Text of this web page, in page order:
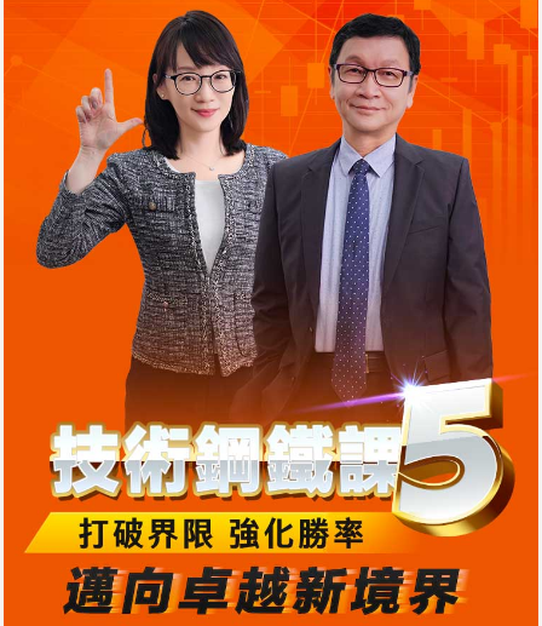
Day1【字幕版】2-3圓弧頂圖形
17分35秒
Day1【字幕版】2-4長期雙頭圖形
16分39秒
Day1【字幕版】2-5週線雙避雷針頂圖形
10分32秒
Day1【字幕版】 2-6三重頂型態
31分34秒
Day2【字幕版】1-1課前雜談和股票期貨介紹
1小時3分20秒
Day2【字幕版】2-1股票期貨合約規格介紹
57分31秒
Day2【字幕版】3-1股票期貨相關說明以及商品獲利
分析
31分4秒